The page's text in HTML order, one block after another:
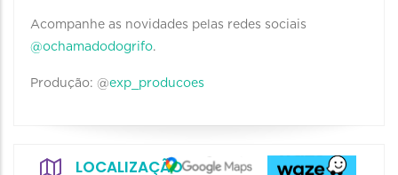
Acompanhe as novidades pelas redes sociais
@ochamadodogrifo.
Produção: @exp_producoes
LOCALIZAÇÃO